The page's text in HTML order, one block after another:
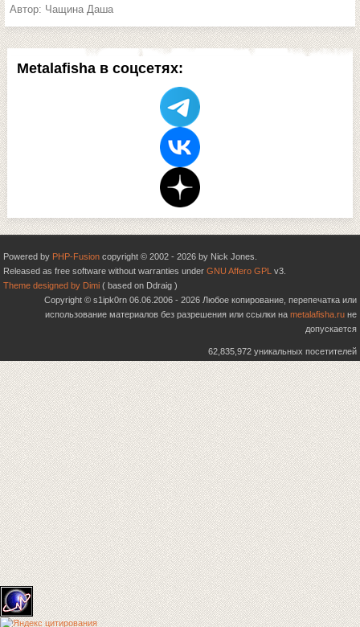
Metalafisha в соцсетях:
Автор: Чащина Даша
Powered by PHP-Fusion copyright © 2002 - 2026 by Nick Jones.
Released as free software without warranties under GNU Affero GPL v3.
Theme designed by Dimi ( based on Ddraig )
Copyright © s1ipk0rn 06.06.2006 - 2026 Любое копирование, перепечатка или
использование материалов без разрешения или ссылки на metalafisha.ru не
допускается
62,835,972 уникальных посетителей